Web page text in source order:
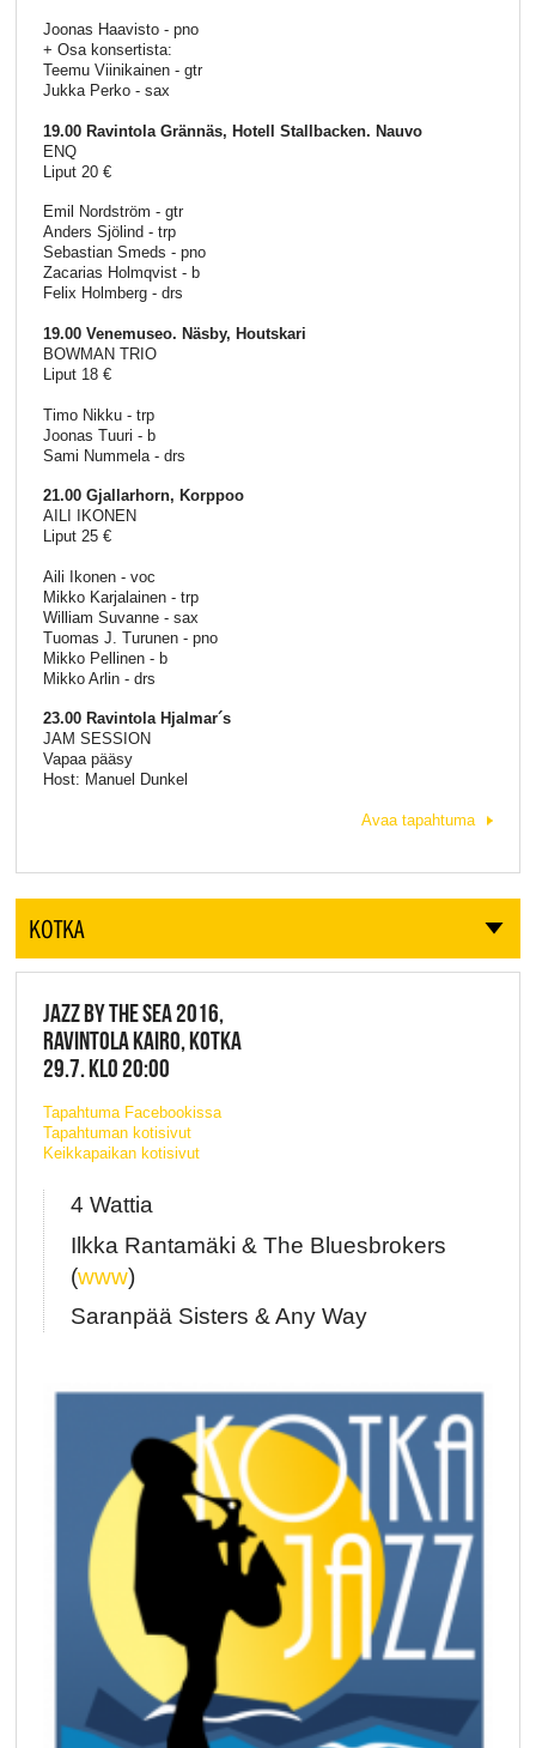
Joonas Haavisto - pno
+ Osa konsertista:
Teemu Viinikainen - gtr
Jukka Perko - sax
19.00 Ravintola Grännäs, Hotell Stallbacken. Nauvo
ENQ
Liput 20 €
Emil Nordström - gtr
Anders Sjölind - trp
Sebastian Smeds - pno
Zacarias Holmqvist - b
Felix Holmberg - drs
19.00 Venemuseo. Näsby, Houtskari
BOWMAN TRIO
Liput 18 €
Timo Nikku - trp
Joonas Tuuri - b
Sami Nummela - drs
21.00 Gjallarhorn, Korppoo
AILI IKONEN
Liput 25 €
Aili Ikonen - voc
Mikko Karjalainen - trp
William Suvanne - sax
Tuomas J. Turunen - pno
Mikko Pellinen - b
Mikko Arlin - drs
23.00 Ravintola Hjalmar´s
JAM SESSION
Vapaa pääsy
Host: Manuel Dunkel
Avaa tapahtuma
KOTKA
JAZZ BY THE SEA 2016,
RAVINTOLA KAIRO, KOTKA
29.7. KLO 20:00
Tapahtuma Facebookissa
Tapahtuman kotisivut
Keikkapaikan kotisivut
4 Wattia
Ilkka Rantamäki & The Bluesbrokers
(www)
Saranpää Sisters & Any Way